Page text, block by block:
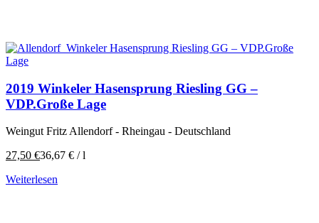
2019 Winkeler Hasensprung Riesling GG –
VDP.Große Lage
Weingut Fritz Allendorf - Rheingau - Deutschland
27,50 €36,67 € /l
Weiterlesen